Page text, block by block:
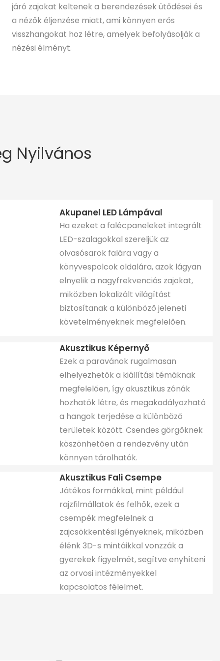
járó zajokat keltenek a berendezések ütődései és
a nézők éljenzése miatt, ami könnyen erős
visszhangokat hoz létre, amelyek befolyásolják a
nézési élményt.
Nyilvános
Akupanel LED Lámpával
Ha ezeket a falécpaneleket integrált
LED-szalagokkal szereljük az
olvasósarok falára vagy a
könyvespolcok oldalára, azok lágyan
elnyelik a nagyfrekvenciás zajokat,
miközben lokalizált világítást
biztosítanak a különböző jeleneti
követelményeknek megfelelően.
Akusztikus Képernyő
Ezek a paravánok rugalmasan
elhelyezhetők a kiállítási témáknak
megfelelően, így akusztikus zónák
hozhatók létre, és megakadályozható
a hangok terjedése a különböző
területek között. Csendes görgőknek
köszönhetően a rendezvény után
könnyen tárolhatók.
Akusztikus Fali Csempe
Játékos formákkal, mint például
rajzfilmállatok és felhők, ezek a
csempék megfelelnek a
zajcsökkentési igényeknek, miközben
élénk 3D-s mintáikkal vonzzák a
gyerekek figyelmét, segítve enyhíteni
az orvosi intézményekkel
kapcsolatos félelmet.